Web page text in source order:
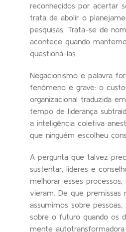
reconhecidos por acertar
trata de abolir o
pesquisas. Trata-se de
acontece quando
questioná-las.
Negacionismo é palavra
fenômeno é grave: o
organizacional traduzida
tempo de liderança
a inteligência coletiva
que ninguém escolheu
A pergunta que talvez
sustentar, líderes e
melhorar esses
vieram. De que premissas
assumimos sobre pessoas,
sobre o futuro quando os
mente autotransformadora